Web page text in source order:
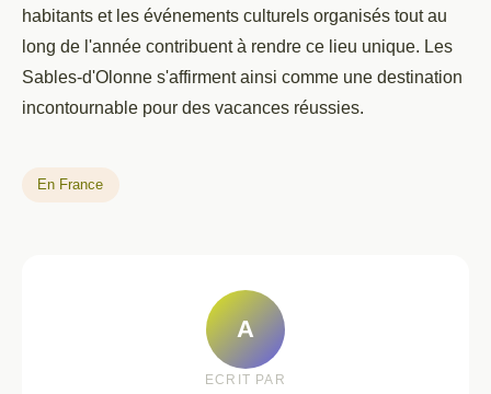
habitants et les événements culturels organisés tout au
long de l'année contribuent à rendre ce lieu unique. Les
Sables-d'Olonne s'affirment ainsi comme une destination
incontournable pour des vacances réussies.
En France
A
ECRIT PAR